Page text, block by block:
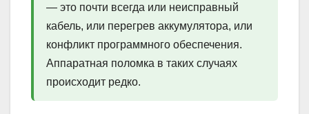
— это почти всегда или неисправный
кабель, или перегрев аккумулятора, или
конфликт программного обеспечения.
Аппаратная поломка в таких случаях
происходит редко.